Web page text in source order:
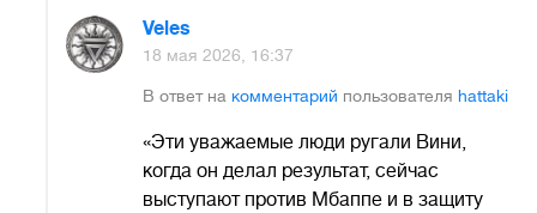
Veles
18 мая 2026, 16:37
В ответ на комментарий пользователя hattaki
«Эти уважаемые люди ругали Вини,
когда он делал результат, сейчас
выступают против Мбаппе и в защиту